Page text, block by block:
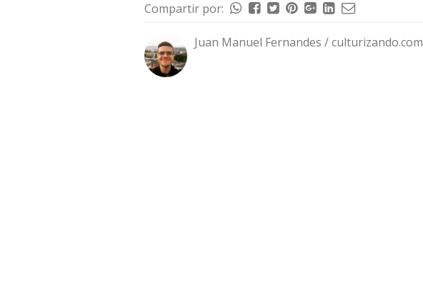
Compartir por:
Juan Manuel Fernandes / culturizando.com